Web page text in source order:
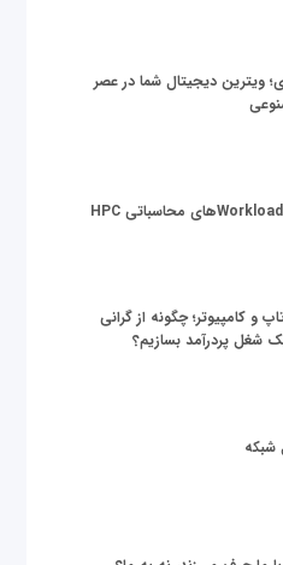
ویترین دیجیتال شما در عصر
و کامپیوتر؛ چگونه از گرانی
شغل پردرآمد بسازیم؟
شبکه